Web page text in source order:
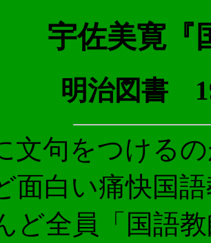
宇佐美寛『
明治図書
文句をつける
面白い痛快国
ど全員「国語